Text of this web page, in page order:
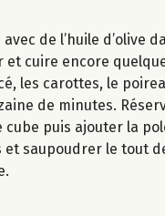
de l’huile
et cuire encore
les carottes, le
de minutes.
puis ajouter la
saupoudrer le tout